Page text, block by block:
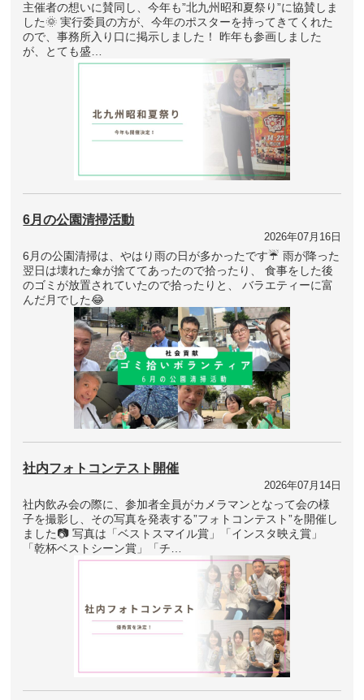
主催者の想いに賛同し、今年も”北九州昭和夏祭り”に協賛しま
した🌞 実行委員の方が、今年のポスターを持ってきてくれた
ので、事務所入り口に掲示しました！ 昨年も参画しました
が、とても盛…
6月の公園清掃活動
2026年07月16日
6月の公園清掃は、やはり雨の日が多かったです☔ 雨が降った
翌日は壊れた傘が捨ててあったので拾ったり、 食事をした後
のゴミが放置されていたので拾ったりと、 バラエティーに富
んだ月でした😂
社内フォトコンテスト開催
2026年07月14日
社内飲み会の際に、参加者全員がカメラマンとなって会の様
子を撮影し、その写真を発表する”フォトコンテスト”を開催し
ました📷 写真は「ベストスマイル賞」「インスタ映え賞」
「乾杯ベストシーン賞」「チ…